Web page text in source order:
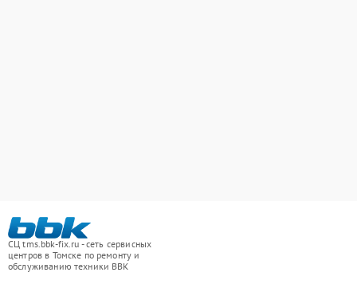
СЦ tms.bbk-fix.ru - сеть сервисных
центров в Томске по ремонту и
обслуживанию техники BBK